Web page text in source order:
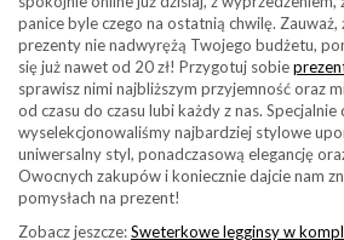
panice byle czego na ostatnią chwilę. Zauważ,
prezenty nie nadwyrężą Twojego budżetu,
się już nawet od 20 zł! Przygotuj sobie
sprawisz nimi najbliższym przyjemność oraz
od czasu do czasu lubi każdy z nas. Specjalnie
wyselekcjonowaliśmy najbardziej stylowe
uniwersalny styl, ponadczasową elegancję
Owocnych zakupów i koniecznie dajcie nam
pomysłach na prezent!
Zobacz jeszcze:Sweterkowe legginsy w